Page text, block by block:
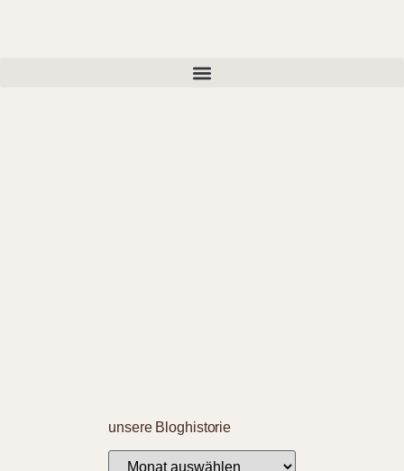
unsere Bloghistorie